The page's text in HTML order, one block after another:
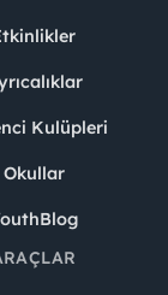
Kulüpleri
Okullar